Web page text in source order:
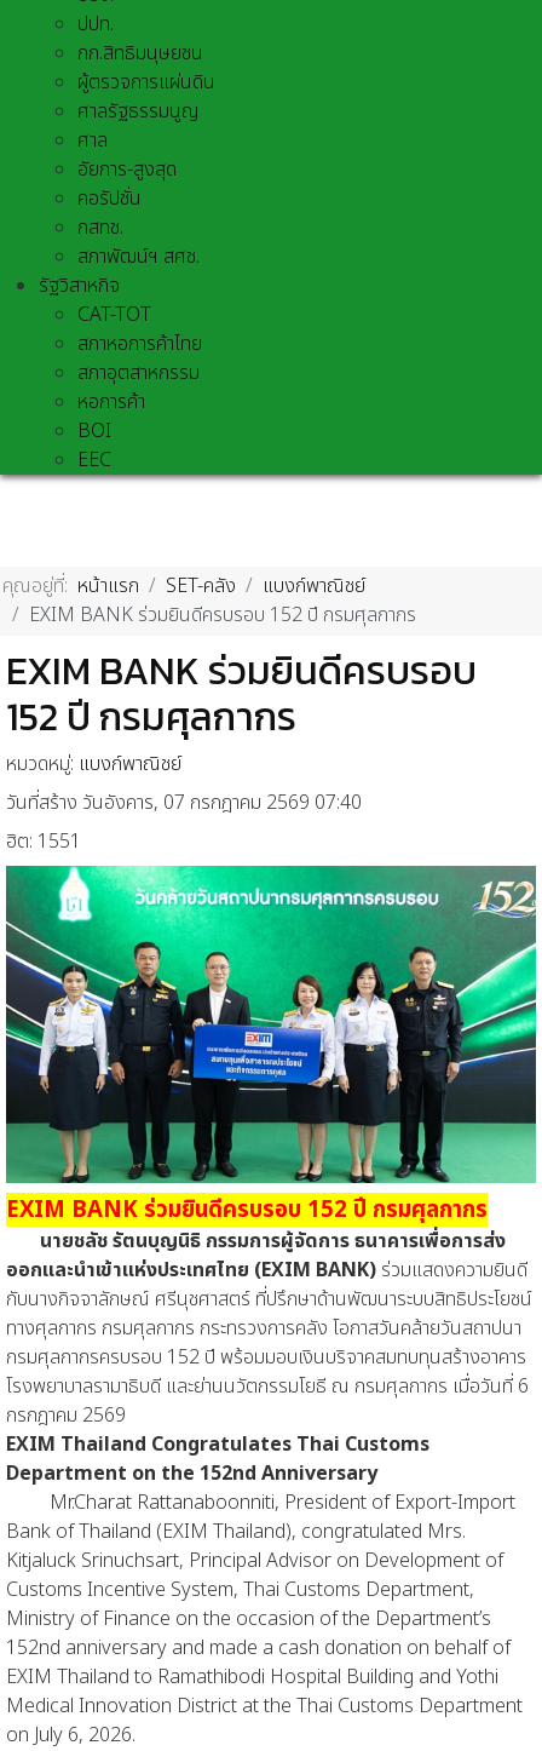
ปปท.
กก.สิทธิมนุษยชน
ผู้ตรวจการแผ่นดิน
ศาลรัฐธรรมนูญ
ศาล
อัยการ-สูงสุด
คอรัปชั่น
กสทช.
สภาพัฒน์ฯ สศช.
รัฐวิสาหกิจ
CAT-TOT
สภาหอการค้าไทย
สภาอุตสาหกรรม
หอการค้า
BOI
EEC
คุณอยู่ที่: หน้าแรก SET-คลัง
แบงก์พาณิชย์
EXIM BANK ร่วมยินดีครบรอบ 152 ปี กรมศุลกากร
EXIM BANK ร่วมยินดีครบรอบ
152 ปี กรมศุลกากร
หมวดหมู่: แบงก์พาณิชย์
วันที่สร้าง วันอังคาร, 07 กรกฎาคม 2569 07:40
ฮิต: 1551
EXIM BANK ร่วมยินดีครบรอบ 152 ปี กรมศุลกากร
นายชลัช รัตนบุญนิธิ กรรมการผู้จัดการ ธนาคารเพื่อการส่ง
ออกและนำเข้าแห่งประเทศไทย (EXIM BANK) ร่วมแสดงความยินดี
กับนางกิจจาลักษณ์ ศรีนุชศาสตร์ ที่ปรึกษาด้านพัฒนาระบบสิทธิประโยชน์
ทางศุลกากร กรมศุลกากร กระทรวงการคลัง โอกาสวันคล้ายวันสถาปนา
กรมศุลกากรครบรอบ 152 ปี พร้อมมอบเงินบริจาคสมทบทุนสร้างอาคาร
โรงพยาบาลรามาธิบดี และย่านนวัตกรรมโยธี ณ กรมศุลกากร เมื่อวันที่ 6
กรกฎาคม 2569
EXIM Thailand Congratulates Thai Customs
Department on the 152nd Anniversary
Mr.Charat Rattanaboonniti, President of Export-Import
Bank of Thailand (EXIM Thailand), congratulated Mrs.
Kitjaluck Srinuchsart, Principal Advisor on Development of
Customs Incentive System, Thai Customs Department,
Ministry of Finance on the occasion of the Department’s
152nd anniversary and made a cash donation on behalf of
EXIM Thailand to Ramathibodi Hospital Building and Yothi
Medical Innovation District at the Thai Customs Department
on July 6, 2026.